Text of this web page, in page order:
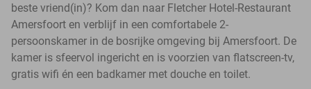
beste vriend(in)? Kom dan naar Fletcher Hotel-Restaurant
Amersfoort en verblijf in een comfortabele 2-
persoonskamer in de bosrijke omgeving bij Amersfoort. De
kamer is sfeervol ingericht en is voorzien van flatscreen-tv,
gratis wifi én een badkamer met douche en toilet.